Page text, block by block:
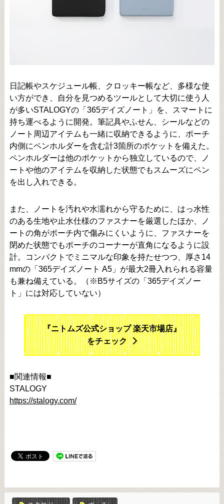
日記帳やスケジュール帳、クロッキー帳など、多様な使
い方ができ、自分を見つめるツールとして大切に使う人
が多いSTALOGYの「365デイズノート」を、スマートに
持ち運べるように開発。筆記具やふせん、シールなどの
ノート周辺アイテムも一緒に収納できるように、ポーチ
内側にペンホルダーを含む計3箇所のポケットを備えた。
ペンホルダーは他のポケットから独立しているので、ノ
ートや他のアイテムを収納した状態でもスムーズにペン
を出し入れできる。
また、ノートを汚れや水濡れから守るために、はっ水性
のある生地や止水仕様のファスナーを厳選したほか、ノ
ートの角がポーチ内で傷みにくいように、ファスナーを
閉めた状態でもポーチのコーナーが直角になるように設
計。コンパクトでミニマルな印象を持たせつつ、厚さ14
mmの「365デイズノート A5」が最大2冊入れられる容量
も兼ね備えている。（※B5サイズの「365デイズノー
ト」には対応していない）
『ニトムズ公式ショップ 楽天市場店』
をチェック
■関連情報■
STALOGY
https://stalogy.com/